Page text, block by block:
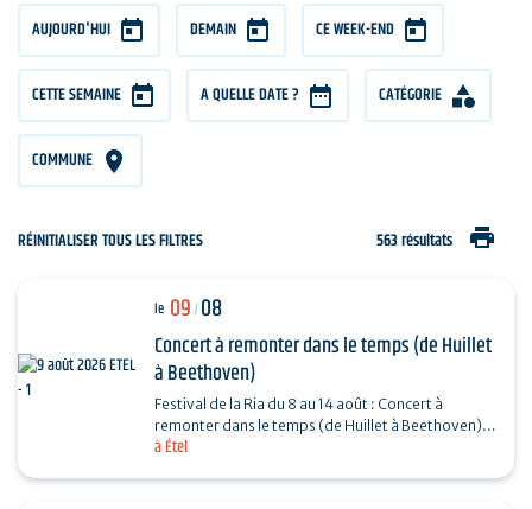
AUJOURD'HUI DEMAIN CE WEEK-END
CETTE SEMAINE A QUELLE DATE ? CATÉGORIE
COMMUNE
RÉINITIALISER TOUS LES FILTRES 563 résultats print
à Étel
le 09/08
Concert à remonter dans le temps (de Huillet
à Beethoven)
Festival de la Ria du 8 au 14 août : Concert à
remonter dans le temps (de Huillet à Beethoven)
Réservation : www.amicorde.org